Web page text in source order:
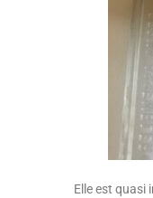
Elle est quasi